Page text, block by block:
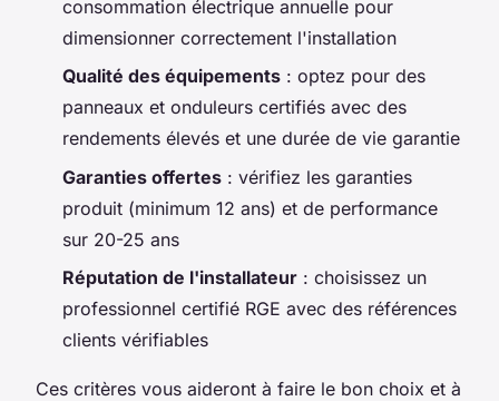
consommation électrique annuelle pour
dimensionner correctement l'installation
Qualité des équipements : optez pour des
panneaux et onduleurs certifiés avec des
rendements élevés et une durée de vie garantie
Garanties offertes : vérifiez les garanties
produit (minimum 12 ans) et de performance
sur 20-25 ans
Réputation de l'installateur : choisissez un
professionnel certifié RGE avec des références
clients vérifiables
Ces critères vous aideront à faire le bon choix et à